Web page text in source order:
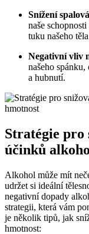
Snížení
naše
tuku našeho
Negativní vliv
našeho
a hubnutí.
Stratégie pro
účinků
Alkohol může mít
udržet si ideální
negativní dopady
strategii, která vám
je několik tipů, jak
hmotnost: